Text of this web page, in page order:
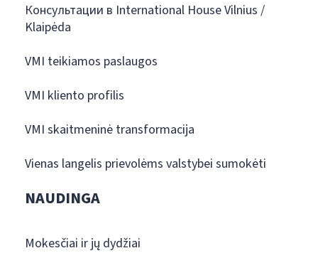
Консультации в International House Vilnius /
Klaipėda
VMI teikiamos paslaugos
VMI kliento profilis
VMI skaitmeninė transformacija
Vienas langelis prievolėms valstybei sumokėti
NAUDINGA
Mokesčiai ir jų dydžiai